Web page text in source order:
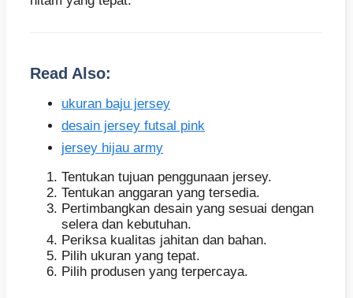
Read Also:
ukuran baju jersey
desain jersey futsal pink
jersey hijau army
Tentukan tujuan penggunaan jersey.
Tentukan anggaran yang tersedia.
Pertimbangkan desain yang sesuai dengan
selera dan kebutuhan.
Periksa kualitas jahitan dan bahan.
Pilih ukuran yang tepat.
Pilih produsen yang terpercaya.